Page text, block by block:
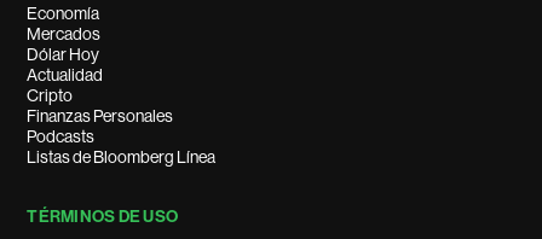
Economía
Mercados
Dólar Hoy
Actualidad
Cripto
Finanzas Personales
Podcasts
Listas de Bloomberg Línea
TÉRMINOS DE USO